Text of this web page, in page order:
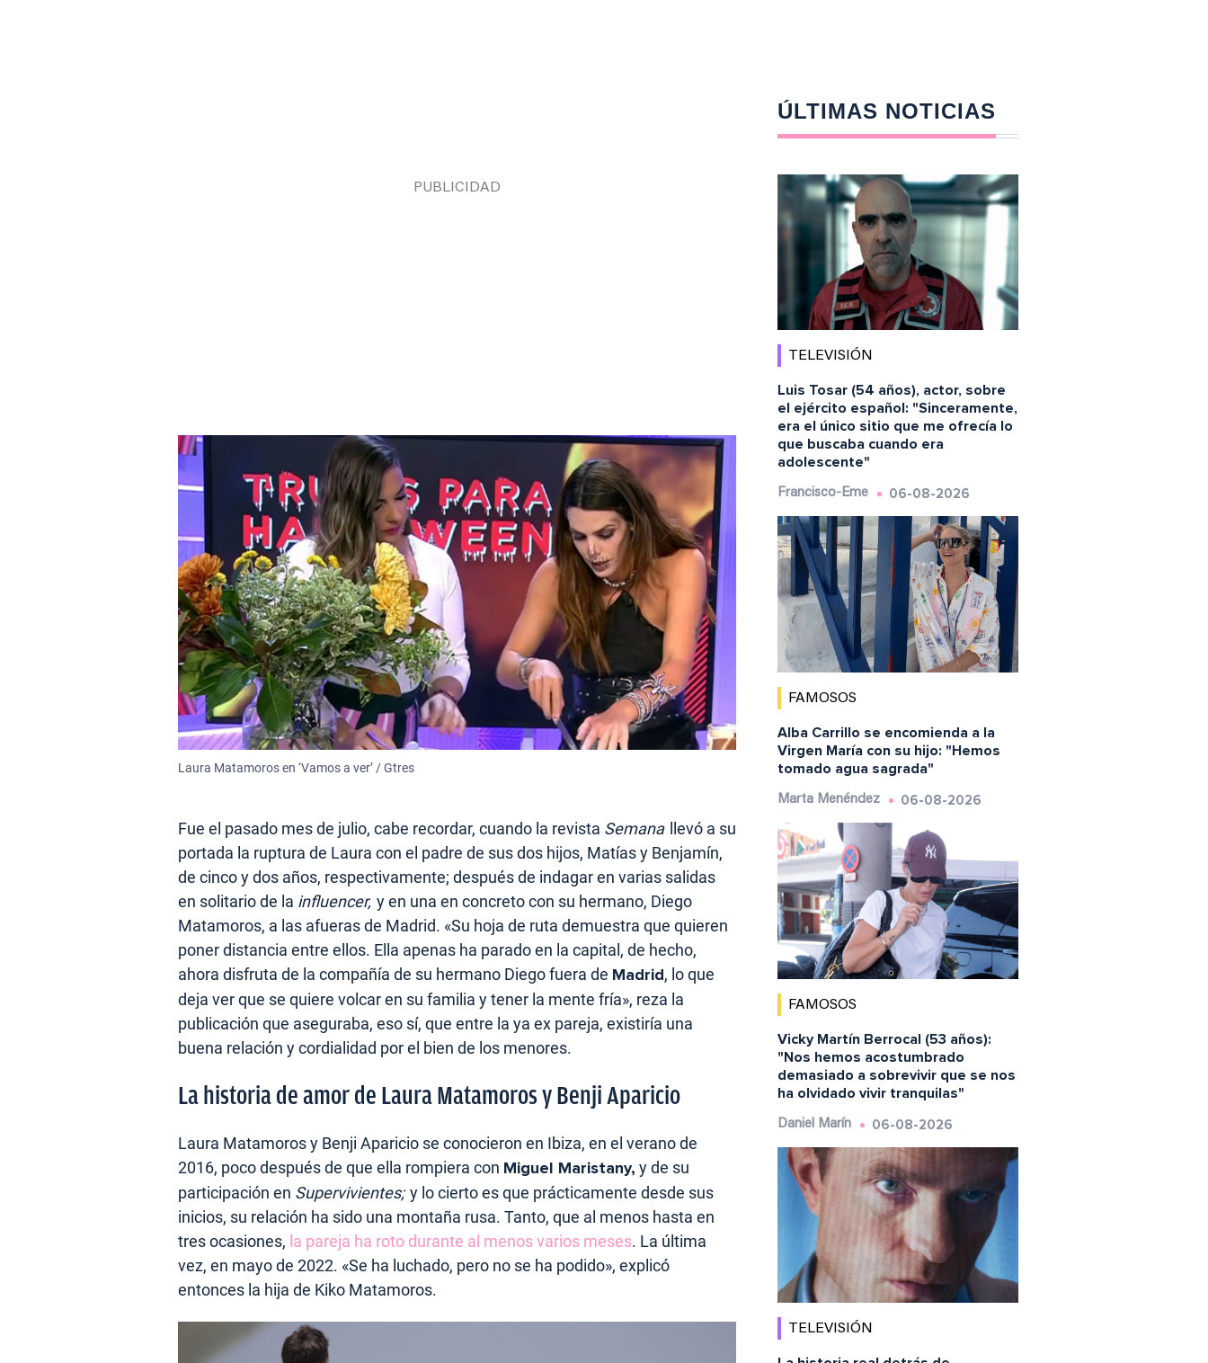
Laura Matamoros en ‘Vamos a ver’ / Gtres
Fue el pasado mes de julio, cabe recordar, cuando la revista Semana llevó a su
portada la ruptura de Laura con el padre de sus dos hijos, Matías y Benjamín,
de cinco y dos años, respectivamente; después de indagar en varias salidas
en solitario de la influencer, y en una en concreto con su hermano, Diego
Matamoros, a las afueras de Madrid. «Su hoja de ruta demuestra que quieren
poner distancia entre ellos. Ella apenas ha parado en la capital, de hecho,
ahora disfruta de la compañía de su hermano Diego fuera de Madrid, lo que
deja ver que se quiere volcar en su familia y tener la mente fría», reza la
publicación que aseguraba, eso sí, que entre la ya ex pareja, existiría una
buena relación y cordialidad por el bien de los menores.
La historia de amor de Laura Matamoros y Benji Aparicio
Laura Matamoros y Benji Aparicio se conocieron en Ibiza, en el verano de
2016, poco después de que ella rompiera con Miguel Maristany, y de su
participación en Supervivientes; y lo cierto es que prácticamente desde sus
inicios, su relación ha sido una montaña rusa. Tanto, que al menos hasta en
tres ocasiones, la pareja ha roto durante al menos varios meses. La última
vez, en mayo de 2022. «Se ha luchado, pero no se ha podido», explicó
entonces la hija de Kiko Matamoros.
ÚLTIMAS NOTICIAS
TELEVISIÓN
Luis Tosar (54 años), actor, sobre
el ejército español: "Sinceramente,
era el único sitio que me ofrecía lo
que buscaba cuando era
adolescente"
Francisco-Eme 06-08-2026
FAMOSOS
Alba Carrillo se encomienda a la
Virgen María con su hijo: "Hemos
tomado agua sagrada"
Marta Menéndez 06-08-2026
FAMOSOS
Vicky Martín Berrocal (53 años):
"Nos hemos acostumbrado
demasiado a sobrevivir que se nos
ha olvidado vivir tranquilas"
Daniel Marín 06-08-2026
TELEVISIÓN